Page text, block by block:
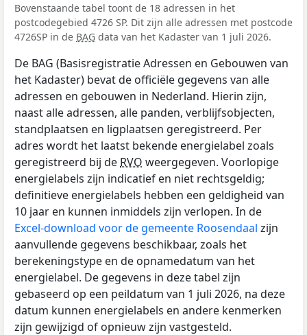
Bovenstaande tabel toont de 18 adressen in het
postcodegebied 4726 SP. Dit zijn alle adressen met postcode
4726SP in de BAG data van het Kadaster van 1 juli 2026.
De BAG (Basisregistratie Adressen en Gebouwen van
het Kadaster) bevat de officiële gegevens van alle
adressen en gebouwen in Nederland. Hierin zijn,
naast alle adressen, alle panden, verblijfsobjecten,
standplaatsen en ligplaatsen geregistreerd. Per
adres wordt het laatst bekende energielabel zoals
geregistreerd bij de RVO weergegeven. Voorlopige
energielabels zijn indicatief en niet rechtsgeldig;
definitieve energielabels hebben een geldigheid van
10 jaar en kunnen inmiddels zijn verlopen. In de
Excel-download voor de gemeente Roosendaal zijn
aanvullende gegevens beschikbaar, zoals het
berekeningstype en de opnamedatum van het
energielabel. De gegevens in deze tabel zijn
gebaseerd op een peildatum van 1 juli 2026, na deze
datum kunnen energielabels en andere kenmerken
zijn gewijzigd of opnieuw zijn vastgesteld.